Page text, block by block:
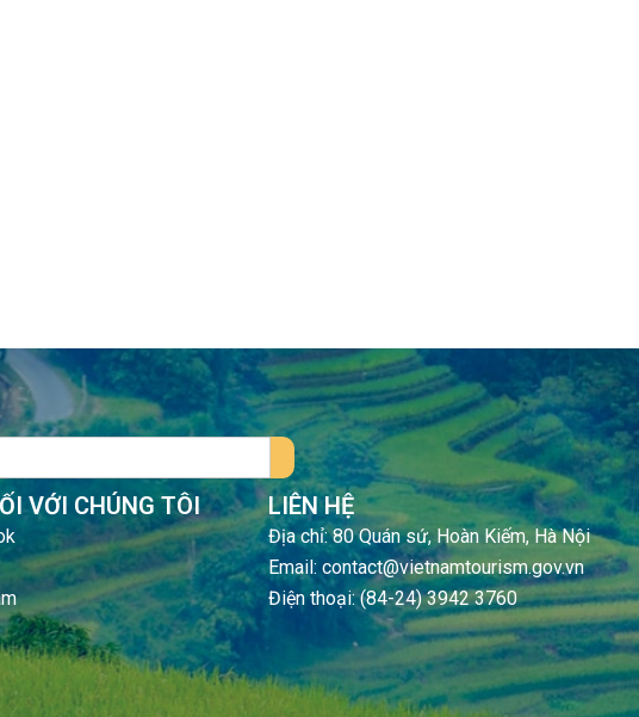
VỚI CHÚNG TÔI LIÊN HỆ
Địa chỉ: 80 Quán sứ, Hoàn Kiếm, Hà Nội
Email: contact@vietnamtourism.gov.vn
Điện thoại: (84-24) 3942 3760